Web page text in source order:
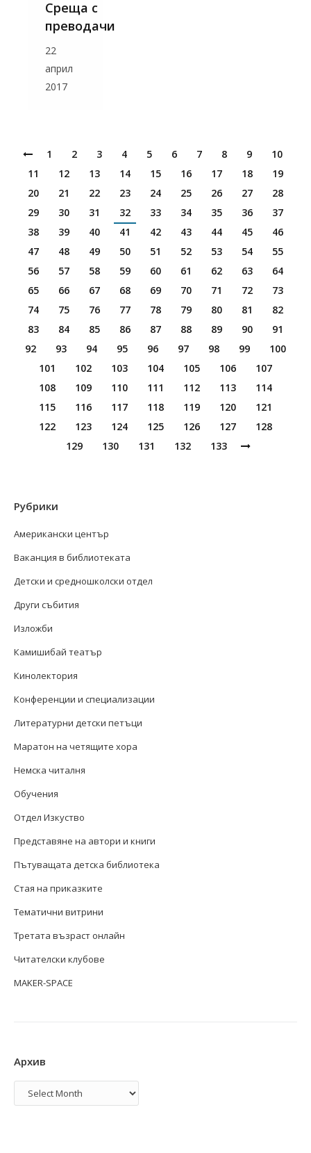
Среща с
преводачи
22
април
2017
1 2 3 4 5 6 7 8 9
10
11
12 13 14 15 16 17 18
19
20
21 22 23 24 25 26 27
28
29
30 31 32 33 34 35 36
37
38
39 40 41 42 43 44 45
46
47
48 49 50 51 52 53 54
55
56
57 58 59 60 61 62 63
64
65
66 67 68 69 70 71 72
73
74
75 76 77 78 79 80 81
82
83
84 85 86 87 88 89 90
91
92
93 94 95 96 97 98 99
100
101
102 103 104 105 106
107
108
109 110 111 112 113
114
115
116 117 118 119 120
121
122
123 124 125 126 127
128
129
130 131 132 133
Рубрики
Американски център
Ваканция в библиотеката
Детски и средношколски отдел
Други събития
Изложби
Камишибай театър
Кинолектория
Конференции и специализации
Литературни детски петъци
Маратон на четящите хора
Немска читалня
Обучения
Отдел Изкуство
Представяне на автори и книги
Пътуващата детска библиотека
Стая на приказките
Тематични витрини
Третата възраст онлайн
Читателски клубове
MAKER-SPACE
Архив
Архив